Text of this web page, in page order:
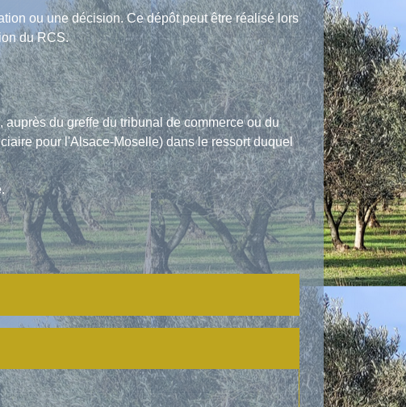
ou une décision. Ce dépôt peut être réalisé lors
du RCS.
du greffe du tribunal de commerce ou du
pour l'Alsace-Moselle) dans le ressort duquel